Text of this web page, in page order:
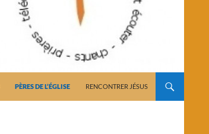
PÈRES DE L’ÉGLISE RENCONTRER JÉSUS